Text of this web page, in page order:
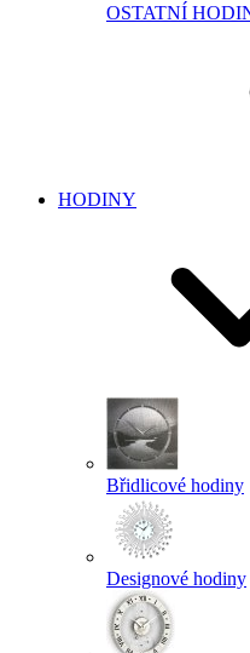
OSTATNÍ
HODINY
Břidlicové hodiny
Designové hodiny